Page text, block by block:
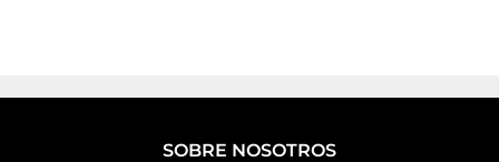
SOBRE NOSOTROS